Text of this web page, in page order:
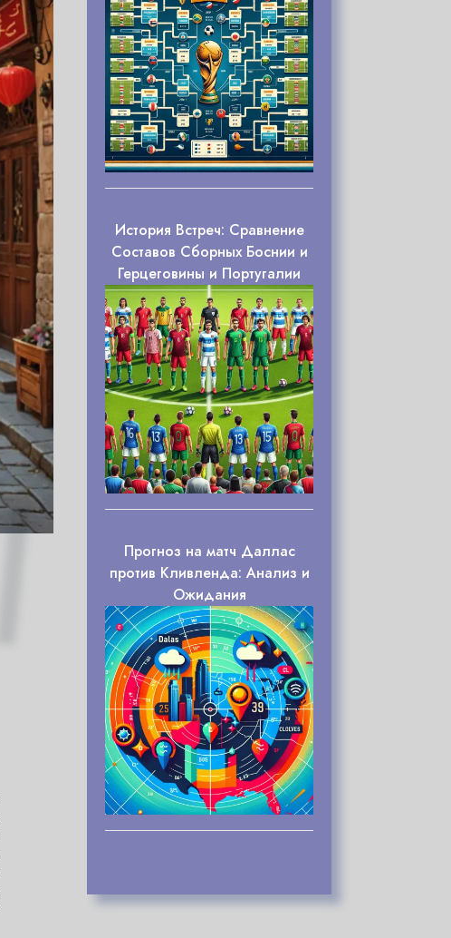
История Встреч: Сравнение
Составов Сборных Боснии и
Герцеговины и Португалии
Прогноз на матч Даллас
против Кливленда: Анализ и
Ожидания